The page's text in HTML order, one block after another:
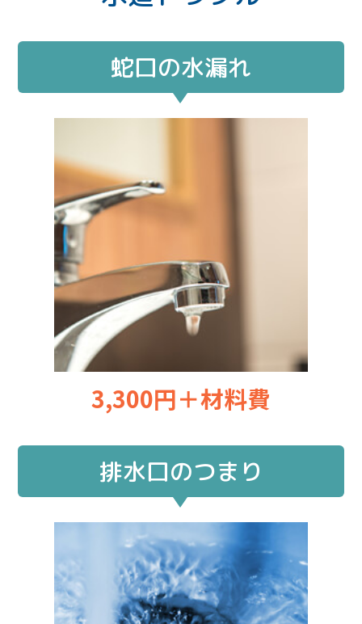
蛇口の水漏れ
3,300円＋材料費
排水口のつまり